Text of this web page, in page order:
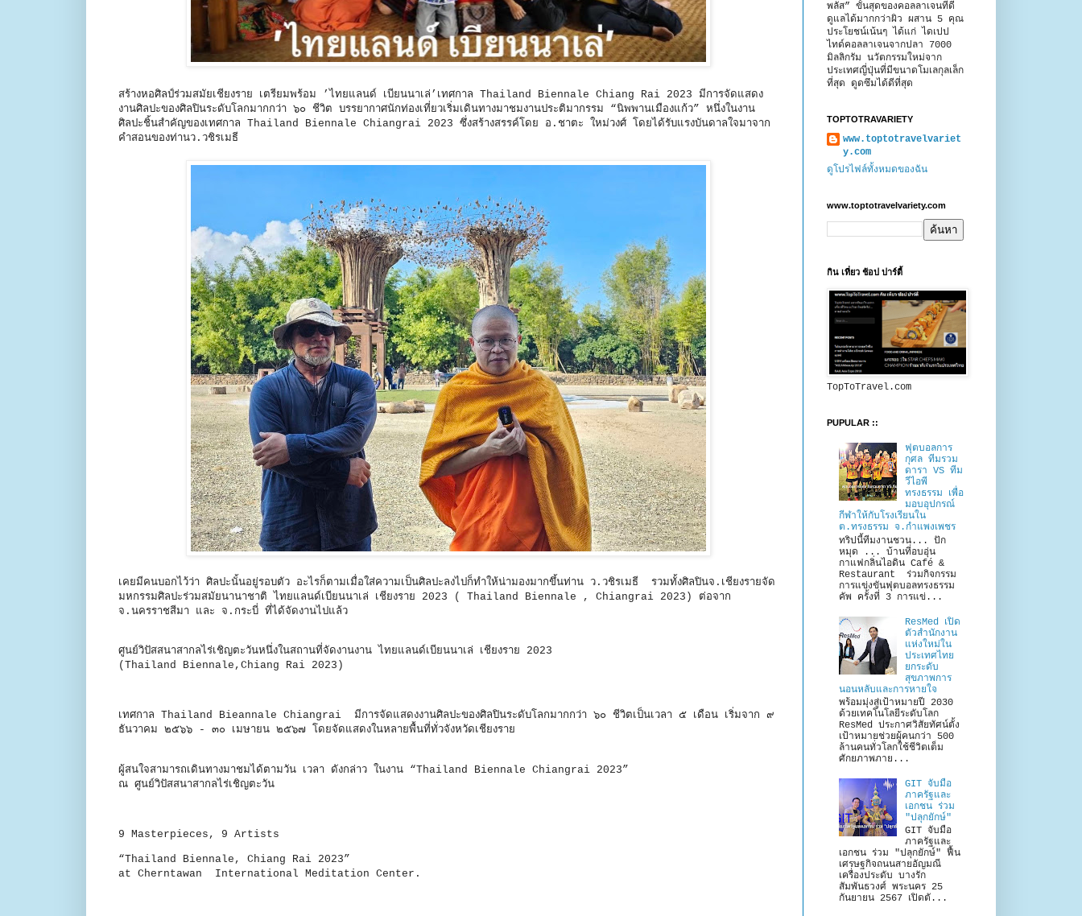
สร้างหอศิลป์ร่วมสมัยเชียงราย เตรียมพร้อม ’ไทยแลนด์ เบียนนาเล่’เทศกาล Thailand Biennale Chiang Rai 2023 มีการจัดแสดง
งานศิลปะของศิลปินระดับโลกมากกว่า ๖๐ ชีวิต บรรยากาศนักท่องเที่ยวเริ่มเดินทางมาชมงานประติมากรรม “นิพพานเมืองแก้ว” หนึ่งในงาน
ศิลปะชิ้นสำคัญของเทศกาล Thailand Biennale Chiangrai 2023 ซึ่งสร้างสรรค์โดย อ.ชาตะ ใหม่วงศ์ โดยได้รับแรงบันดาลใจมาจาก
คำสอนของท่านว.วชิรเมธี
เคยมีคนบอกไว้ว่า ศิลปะนั้นอยู่รอบตัว อะไรก็ตามเมื่อใส่ความเป็นศิลปะลงไปก็ทำให้น่ามองมากขึ้นท่าน ว.วชิรเมธี รวมทั้งศิลปินจ.เชียงรายจัด
มหกรรมศิลปะร่วมสมัยนานาชาติ ไทยแลนด์เบียนนาเล่ เชียงราย 2023 ( Thailand Biennale , Chiangrai 2023) ต่อจาก
จ.นครราชสีมา และ จ.กระบี่ ที่ได้จัดงานไปแล้ว
ศูนย์วิปัสสนาสากลไร่เชิญตะวันหนึ่งในสถานที่จัดงานงาน ไทยแลนด์เบียนนาเล่ เชียงราย 2023
(Thailand Biennale,Chiang Rai 2023)
เทศกาล Thailand Bieannale Chiangrai มีการจัดแสดงงานศิลปะของศิลปินระดับโลกมากกว่า ๖๐ ชีวิตเป็นเวลา ๕ เดือน เริ่มจาก ๙
ธันวาคม ๒๕๖๖ - ๓๐ เมษายน ๒๕๖๗ โดยจัดแสดงในหลายพื้นที่ทั่วจังหวัดเชียงราย
ผู้สนใจสามารถเดินทางมาชมได้ตามวัน เวลา ดังกล่าว ในงาน “Thailand Biennale Chiangrai 2023”
ณ ศูนย์วิปัสสนาสากลไร่เชิญตะวัน
9 Masterpieces, 9 Artists
“Thailand Biennale, Chiang Rai 2023”
at Cherntawan International Meditation Center.
พลัส” ขั้นสุดของคอลลาเจนที่ดี
ดูแลได้มากกว่าผิว ผสาน 5 คุณ
ประโยชน์เน้นๆ ได้แก่ ไดเปป
ไทด์คอลลาเจนจากปลา 7000
มิลลิกรัม นวัตกรรมใหม่จาก
ประเทศญี่ปุ่นที่มีขนาดโมเลกุลเล็ก
ที่สุด ดูดซึมได้ดีที่สุด
TOPTOTRAVARIETY
www.toptotravelvariet
y.com
ดูโปรไฟล์ทั้งหมดของฉัน
www.toptotravelvariety.com
กิน เที่ยว ช้อป ปาร์ตี้
TopToTravel.com
PUPULAR ::
ฟุตบอลการ
กุศล ทีมรวม
ดารา VS ทีม
วีไอพี
ทรงธรรม เพื่อ
มอบอุปกรณ์
กีฬาให้กับโรงเรียนใน
ต.ทรงธรรม จ.กำแพงเพชร
ทริปนี้ทีมงานชวน... ปัก
หมุด ... บ้านที่อบอุ่น
กาแฟกลิ่นไอดิน Café &
Restaurant ร่วมกิจกรรม
การแข่งขันฟุตบอลทรงธรรม
คัพ ครั้งที่ 3 การแข่...
ResMed เปิด
ตัวสำนักงาน
แห่งใหม่ใน
ประเทศไทย
ยกระดับ
สุขภาพการ
นอนหลับและการหายใจ
พร้อมมุ่งสู่เป้าหมายปี 2030
ด้วยเทคโนโลยีระดับโลก
ResMed ประกาศวิสัยทัศน์ตั้ง
เป้าหมายช่วยผู้คนกว่า 500
ล้านคนทั่วโลกใช้ชีวิตเต็ม
ศักยภาพภาย...
GIT จับมือ
ภาครัฐและ
เอกชน ร่วม
"ปลุกยักษ์"
GIT จับมือ
ภาครัฐและ
เอกชน ร่วม "ปลุกยักษ์" ฟื้น
เศรษฐกิจถนนสายอัญมณี
เครื่องประดับ บางรัก
สัมพันธวงศ์ พระนคร 25
กันยายน 2567 เปิดตั...